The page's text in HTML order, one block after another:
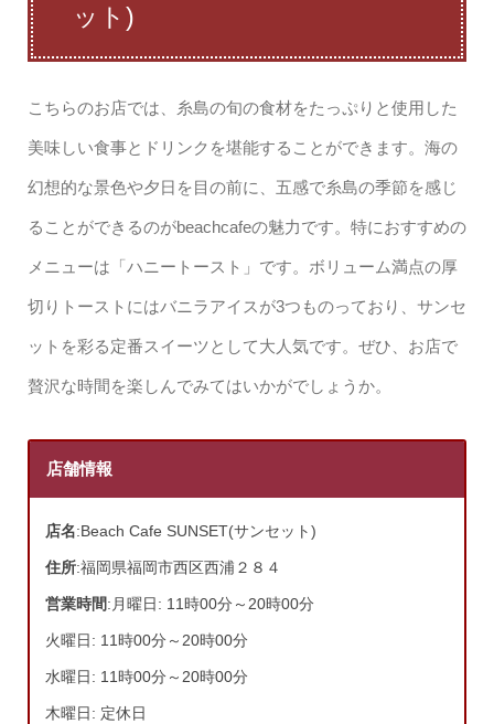
ット)
こちらのお店では、糸島の旬の食材をたっぷりと使用した
美味しい食事とドリンクを堪能することができます。海の
幻想的な景色や夕日を目の前に、五感で糸島の季節を感じ
ることができるのがbeachcafeの魅力です。特におすすめの
メニューは「ハニートースト」です。ボリューム満点の厚
切りトーストにはバニラアイスが3つものっており、サンセ
ットを彩る定番スイーツとして大人気です。ぜひ、お店で
贅沢な時間を楽しんでみてはいかがでしょうか。
店舗情報
店名:Beach Cafe SUNSET(サンセット)
住所:福岡県福岡市西区西浦２８４
営業時間:月曜日: 11時00分～20時00分
火曜日: 11時00分～20時00分
水曜日: 11時00分～20時00分
木曜日: 定休日